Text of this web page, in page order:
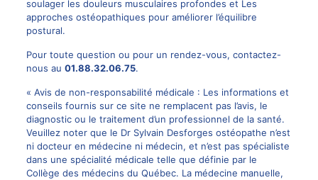
soulager les douleurs musculaires profondes et Les
approches ostéopathiques pour améliorer l’équilibre
postural.
Pour toute question ou pour un rendez-vous, contactez-
nous au 01.88.32.06.75.
« Avis de non-responsabilité médicale : Les informations et
conseils fournis sur ce site ne remplacent pas l’avis, le
diagnostic ou le traitement d’un professionnel de la santé.
Veuillez noter que le Dr Sylvain Desforges ostéopathe n’est
ni docteur en médecine ni médecin, et n’est pas spécialiste
dans une spécialité médicale telle que définie par le
Collège des médecins du Québec. La médecine manuelle,